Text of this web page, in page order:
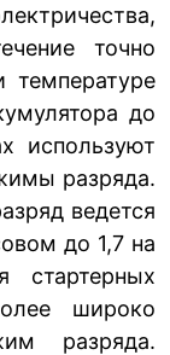
точно
температуре
до
используют
разряда.
ведется
до 1,7 на
стартерных
широко
разряда.